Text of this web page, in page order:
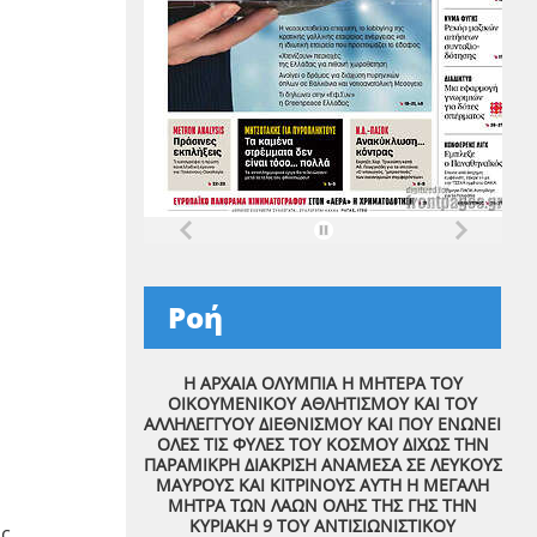
Ροή
Η ΑΡΧΑΙΑ ΟΛΥΜΠΙΑ Η ΜΗΤΕΡΑ ΤΟΥ
ΟΙΚΟΥΜΕΝΙΚΟΥ ΑΘΛΗΤΙΣΜΟΥ ΚΑΙ ΤΟΥ
ΑΛΛΗΛΕΓΓΥΟΥ ΔΙΕΘΝΙΣΜΟΥ ΚΑΙ ΠΟΥ ΕΝΩΝΕΙ
ΟΛΕΣ ΤΙΣ ΦΥΛΕΣ ΤΟΥ ΚΟΣΜΟΥ ΔΙΧΩΣ ΤΗΝ
ΠΑΡΑΜΙΚΡΗ ΔΙΑΚΡΙΣΗ ΑΝΑΜΕΣΑ ΣΕ ΛΕΥΚΟΥΣ
ΜΑΥΡΟΥΣ ΚΑΙ ΚΙΤΡΙΝΟΥΣ ΑΥΤΗ Η ΜΕΓΑΛΗ
ΜΗΤΡΑ ΤΩΝ ΛΑΩΝ ΟΛΗΣ ΤΗΣ ΓΗΣ ΤΗΝ
ΚΥΡΙΑΚΗ 9 ΤΟΥ ΑΝΤΙΣΙΩΝΙΣΤΙΚΟΥ